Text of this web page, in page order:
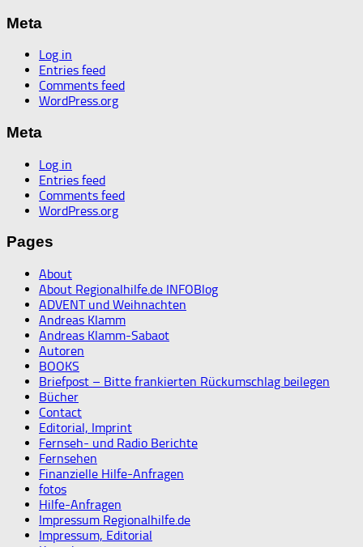
Meta
Log in
Entries feed
Comments feed
WordPress.org
Meta
Log in
Entries feed
Comments feed
WordPress.org
Pages
About
About Regionalhilfe.de INFOBlog
ADVENT und Weihnachten
Andreas Klamm
Andreas Klamm-Sabaot
Autoren
BOOKS
Briefpost – Bitte frankierten Rückumschlag beilegen
Bücher
Contact
Editorial, Imprint
Fernseh- und Radio Berichte
Fernsehen
Finanzielle Hilfe-Anfragen
fotos
Hilfe-Anfragen
Impressum Regionalhilfe.de
Impressum, Editorial